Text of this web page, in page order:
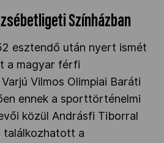
Színházban
esztendő után nyert ismét
a magyar férfi
Vilmos Olimpiai Baráti
ennek a sporttörténelmi
közül Andrásfi Tiborral
találkozhatott a